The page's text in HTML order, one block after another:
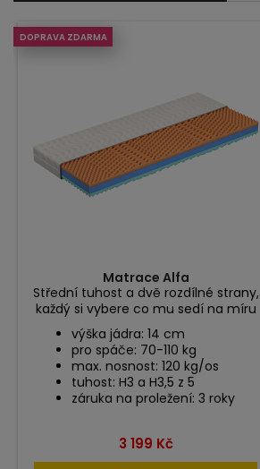
DOPRAVA ZDARMA
Matrace Alfa
Střední tuhost a dvě rozdílné strany,
každý si vybere co mu sedí na míru
výška jádra: 14 cm
pro spáče: 70-110 kg
max. nosnost: 120 kg/os
tuhost: H3 a H3,5 z 5
záruka na proležení: 3 roky
Cena
3 199 Kč